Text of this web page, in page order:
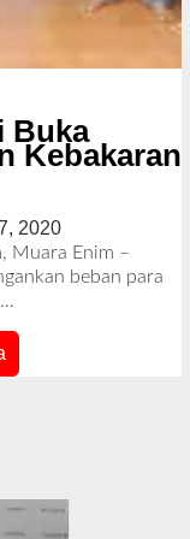
Buka
Kebakaran
2020o
l
e
Muara Enim –
beban para